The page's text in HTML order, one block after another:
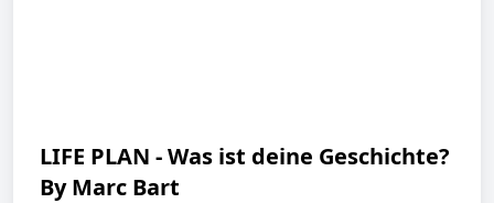
LIFE PLAN - Was ist deine Geschichte?
By Marc Bart